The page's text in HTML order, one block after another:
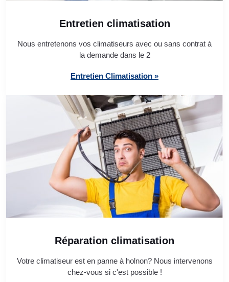
Entretien climatisation
Nous entretenons vos climatiseurs avec ou sans contrat à
la demande dans le 2
Entretien Climatisation »
Réparation climatisation
Votre climatiseur est en panne à holnon? Nous intervenons
chez-vous si c'est possible !